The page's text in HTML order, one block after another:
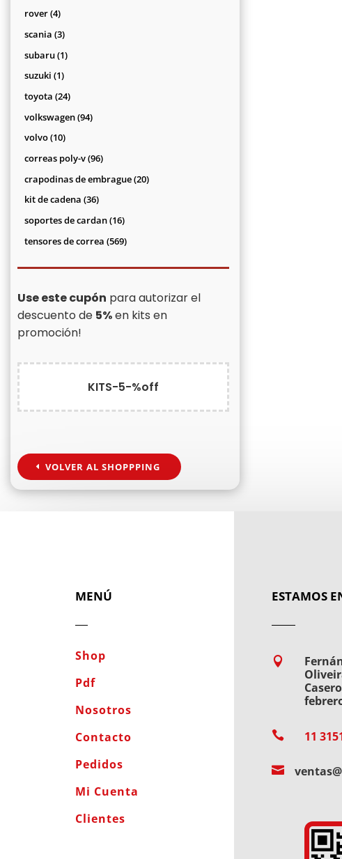
rover 44
productos
scania 33
productos
subaru 11
suzuki 11
producto
toyota 2424
productos
volkswagen 9494
volvo 1010
productos
correas poly-v 9696
productos
crapodinas de embrague 2020
kit de cadena 3636
productos
soportes de cardan 1616
productos
tensores de correa 569569
Use este cupón para autorizar el
descuento de 5%en kits en
promoción!
KITS-5-%off
VOLVER AL SHOPPPING
MENÚ
Shop
Pdf
Nosotros
Contacto
Pedidos
Mi Cuenta
Clientes
ESTAMOS

 11
